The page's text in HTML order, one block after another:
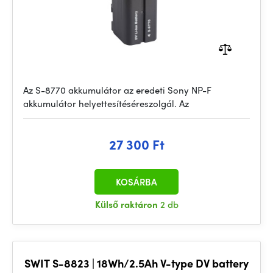
Az S-8770 akkumulátor az eredeti Sony NP-F
akkumulátor helyettesítéséreszolgál. Az
27 300 Ft
Külső raktáron 2 db
KOSÁRBA
SWIT S-8823 | 18Wh/2.5Ah V-type DV battery